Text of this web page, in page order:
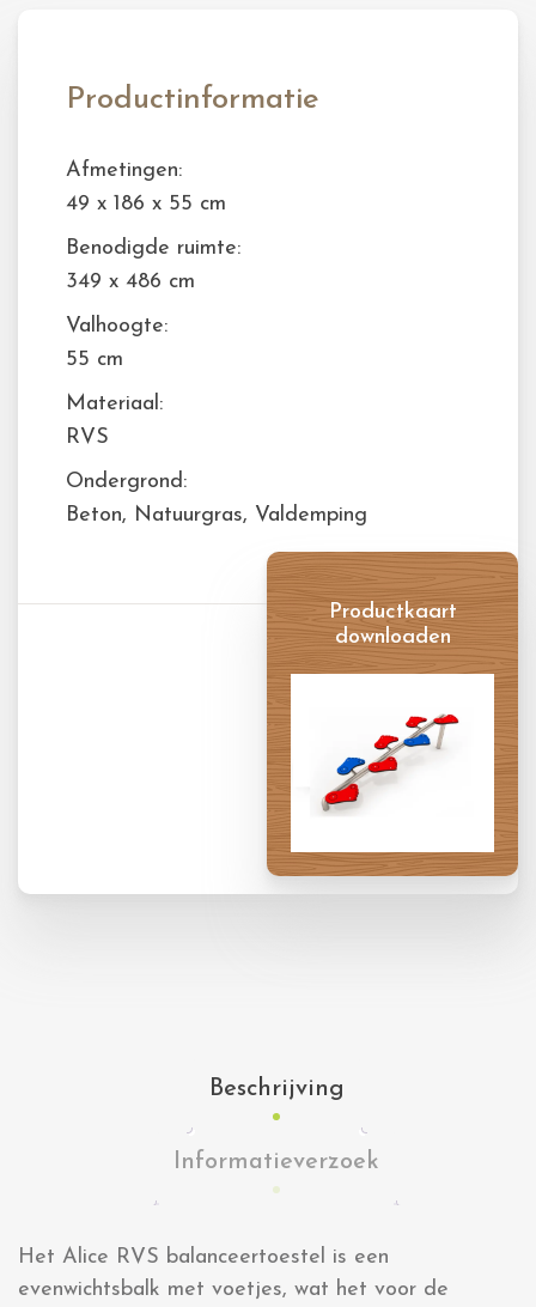
Productinformatie
Afmetingen:
49 x 186 x 55 cm
Benodigde ruimte:
349 x 486 cm
Valhoogte:
55 cm
Materiaal:
RVS
Ondergrond:
Beton, Natuurgras, Valdemping
Productkaart
downloaden
Beschrijving
Informatieverzoek
Het Alice RVS balanceertoestel is een
evenwichtsbalk met voetjes, wat het voor de